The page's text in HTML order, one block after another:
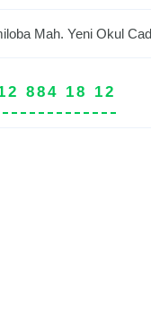
Mah. Yeni Okul
884 18 12